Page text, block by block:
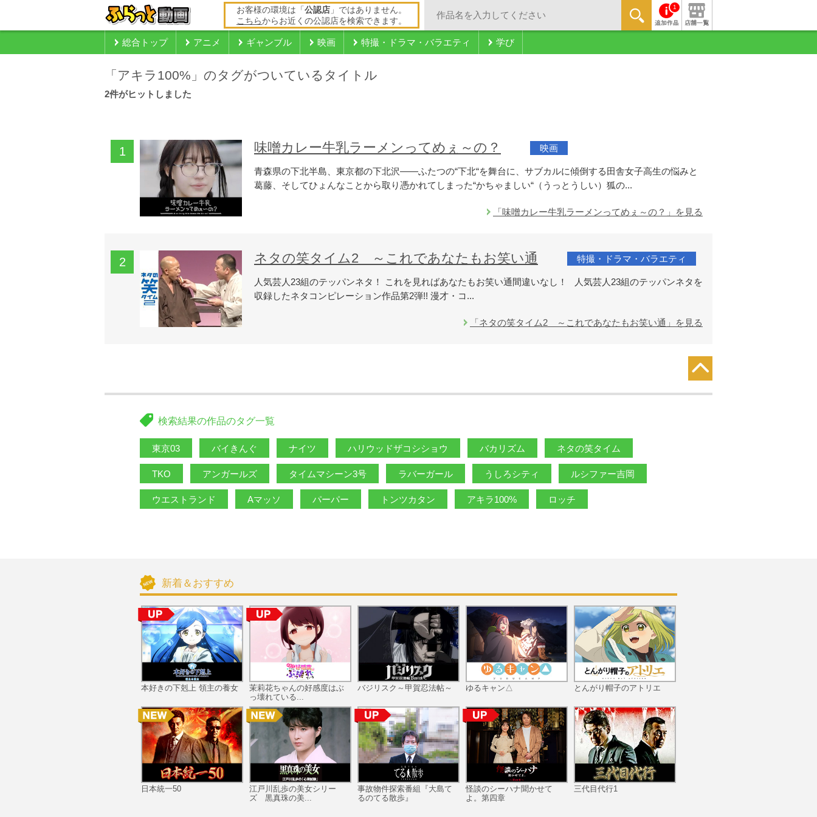
お客様の環境は「 公認店 」ではありません。
こちらからお近くの公認店を検索できます。
1
総合トップ アニメ ギャンブル 映画 特撮・ドラマ・バラエティ 学び
「 アキラ100% 」のタグがついているタイトル
2件がヒットしました
味噌カレー牛乳ラーメンってめぇ～の？ 映画
青森県の下北半島、東京都の下北沢――ふたつの“下北“を舞台に、サブカルに傾倒する田舎女子高生の悩みと
葛藤、そしてひょんなことから取り憑かれてしまった“かちゃましい“（うっとうしい）狐の...
「味噌カレー牛乳ラーメンってめぇ～の？」を見る
ネタの笑タイム2 ～これであなたもお笑い通 特撮・ドラマ・バラエティ
人気芸人23組のテッパンネタ！ これを見ればあなたもお笑い通間違いなし！ 人気芸人23組のテッパンネタを
収録したネタコンピレーション作品第2弾!! 漫才・コ...
「ネタの笑タイム2 ～これであなたもお笑い通」を見る
検索結果の作品のタグ一覧
東京03 バイきんぐ ナイツ ハリウッドザコシショウ バカリズム ネタの笑タイム
TKO アンガールズ タイムマシーン3号 ラバーガール うしろシティ ルシファー吉岡
ウエストランド Aマッソ パーパー トンツカタン アキラ100% ロッチ
新着＆おすすめ
本好きの下剋上 領主の養女
日本統一50
茉莉花ちゃんの好感度はぶ
っ壊れている...
江戸川乱歩の美女シリー
ズ 黒真珠の美...
バジリスク～甲賀忍法帖～
事故物件探索番組『大島て
るのてる散歩』
ゆるキャン△
怪談のシーハナ聞かせて
よ。第四章
とんがり帽子のアトリエ
三代目代行1